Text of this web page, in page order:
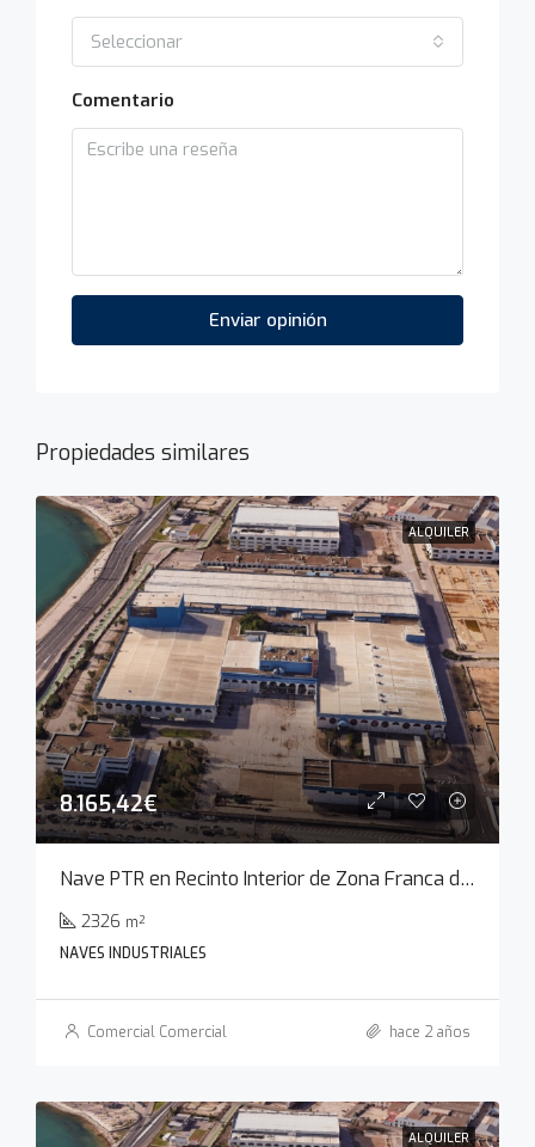
Seleccionar
Comentario
Enviar opinión
Propiedades similares
ALQUILER
8.165,42€
Nave PTR en Recinto Interior de Zona Franca de Cádiz
2326 m²
NAVES INDUSTRIALES
Comercial Comercial hace 2 años
ALQUILER